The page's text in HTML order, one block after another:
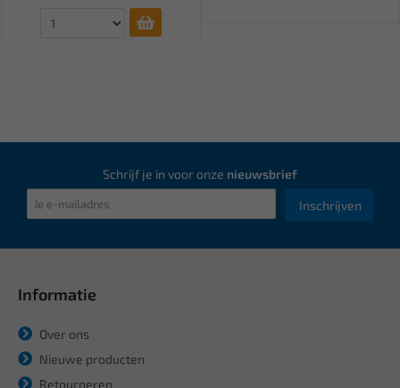
Schrijf je in voor onze nieuwsbrief
Inschrijven
Informatie
Over ons
Nieuwe producten
Retourneren